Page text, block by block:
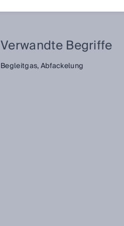
Verwandte Begriffe
Begleitgas,Abfackelung